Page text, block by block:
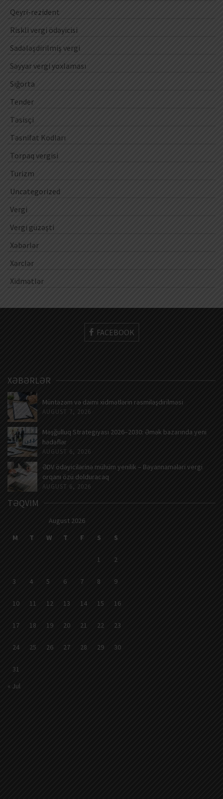
Qeyri-rezident
Riskli vergi ödəyicisi
Sadələşdirilmiş vergi
Səyyar vergi yoxlaması
Sığorta
Tender
Təsisçi
Təsnifat Kodları
Torpaq vergisi
Turizm
Uncategorized
Vergi
Vergi güzəşti
Xəbərlər
Xərclər
Xidmətlər
FACEBOOK
XƏBƏRLƏR
Müntəzəm və daimi xidmətlərin rəsmiləşdirilməsi
AUGUST 7, 2026
Məşğulluq Strategiyası 2026–2030: Əmək bazarında yeni
hədəflər
AUGUST 6, 2026
ƏDV ödəyicilərinə mühüm yenilik – Bəyannamələri vergi
orqanı özü dolduracaq
AUGUST 6, 2026
TƏQVIM
August 2026
M
T W T F S S
1 2
3 4 5 6 7 8 9
10 11 12 13 14 15 16
17 18 19 20 21 22 23
24 25 26 27 28 29 30
31
« Jul